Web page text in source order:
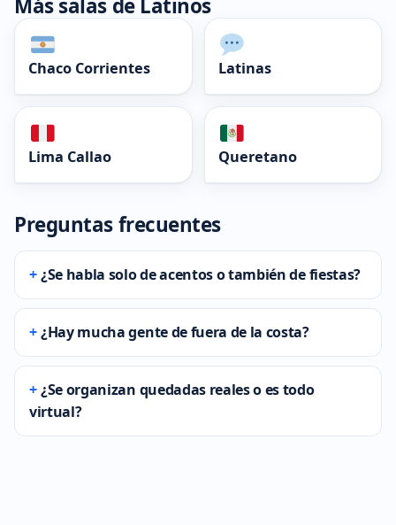
Chaco Corrientes Latinas
Lima Callao Queretano
Preguntas frecuentes
¿Se habla solo de acentos o también de fiestas?
¿Hay mucha gente de fuera de la costa?
¿Se organizan quedadas reales o es todo
virtual?